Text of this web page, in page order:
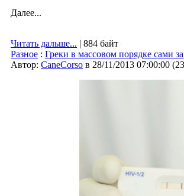
Далее...
Читать дальше... | 884 байт
Разное : Греки в массовом порядке сами
Автор: CaneCorso в 28/11/2013 07:00:00 (